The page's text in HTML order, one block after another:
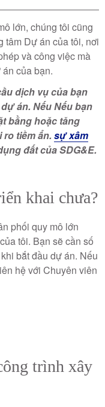
lớn, chúng tôi cũng
tâm Dự án của tôi, nơi
và công việc mà
của bạn.
dịch vụ của bạn
án. NếuNếu bạn
bằng hoặc tăng
tiềm ẩn. sự xâm
đất của SDG&E.
khai chưa?
phối quy mô lớn
tôi. Bạn sẽ cần số
bắt đầu dự án. Nếu
hệ với Chuyên viên
trình xây